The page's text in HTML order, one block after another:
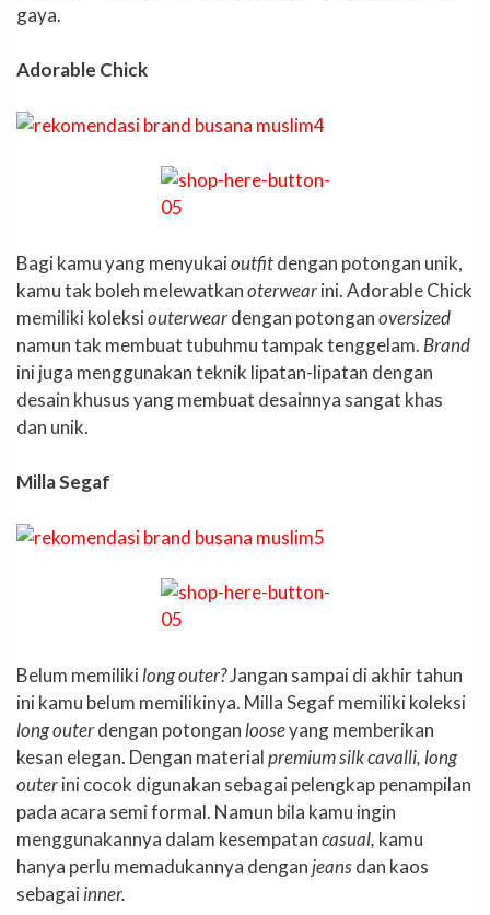
gaya.
Adorable Chick
Bagi kamu yang menyukaioutfitdengan potongan unik,
kamu tak boleh melewatkanoterwearini. Adorable Chick
memiliki koleksiouterweardengan potonganoversized
namun tak membuat tubuhmu tampak tenggelam. Brand
ini juga menggunakan teknik lipatan-lipatan dengan
desain khusus yang membuat desainnya sangat khas
dan unik.
Milla Segaf
Belum memilikilong outer?Jangan sampai di akhir tahun
ini kamu belum memilikinya. Milla Segaf memiliki koleksi
long outerdengan potongan looseyang memberikan
kesan elegan. Dengan materialpremium silk cavalli, long
outerini cocok digunakan sebagai pelengkap penampilan
pada acara semi formal. Namun bila kamu ingin
menggunakannya dalam kesempatancasual, kamu
hanya perlu memadukannya dengan jeansdan kaos
sebagaiinner.